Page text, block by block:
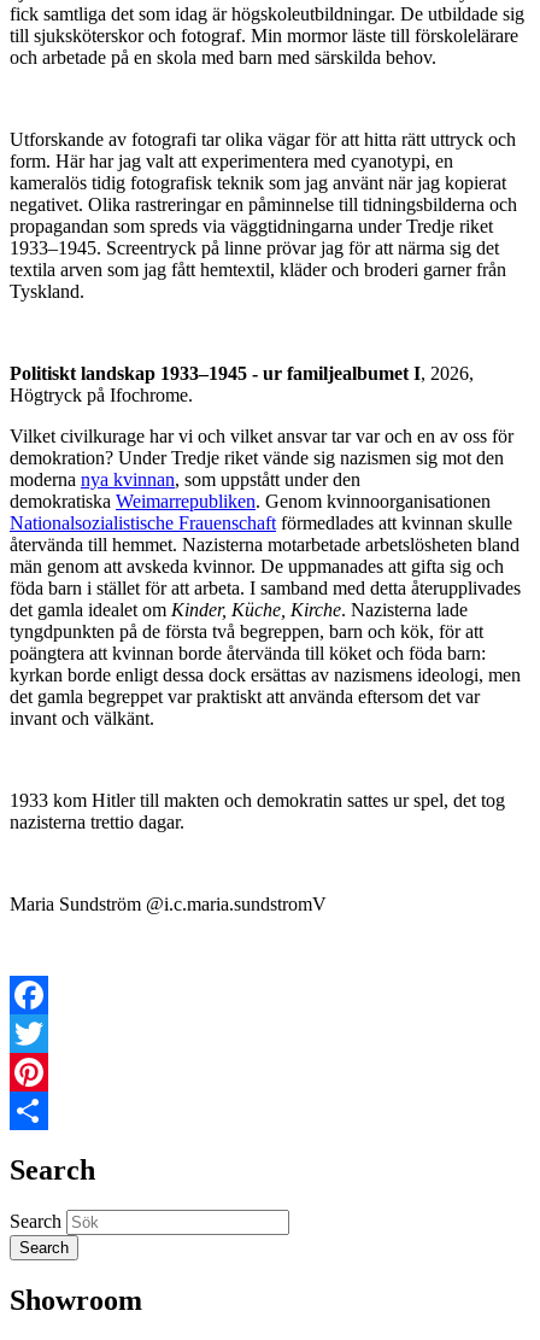
fick samtliga det som idag är högskoleutbildningar. De utbildade sig
till sjuksköterskor och fotograf. Min mormor läste till förskolelärare
och arbetade på en skola med barn med särskilda behov.
Utforskande av fotografi tar olika vägar för att hitta rätt uttryck och
form. Här har jag valt att experimentera med cyanotypi, en
kameralös tidig fotografisk teknik som jag använt när jag kopierat
negativet. Olika rastreringar en påminnelse till tidningsbilderna och
propagandan som spreds via väggtidningarna under Tredje riket
1933–1945. Screentryck på linne prövar jag för att närma sig det
textila arven som jag fått hemtextil, kläder och broderi garner från
Tyskland.
Politiskt landskap 1933–1945 - ur familjealbumet I, 2026,
Högtryck på Ifochrome.
Vilket civilkurage har vi och vilket ansvar tar var och en av oss för
demokration? Under Tredje riket vände sig nazismen sig mot den
moderna nya kvinnan, som uppstått under den
demokratiska Weimarrepubliken. Genom kvinnoorganisationen
Nationalsozialistische Frauenschaft förmedlades att kvinnan skulle
återvända till hemmet. Nazisterna motarbetade arbetslösheten bland
män genom att avskeda kvinnor. De uppmanades att gifta sig och
föda barn i stället för att arbeta. I samband med detta återupplivades
det gamla idealet om Kinder, Küche, Kirche. Nazisterna lade
tyngdpunkten på de första två begreppen, barn och kök, för att
poängtera att kvinnan borde återvända till köket och föda barn:
kyrkan borde enligt dessa dock ersättas av nazismens ideologi, men
det gamla begreppet var praktiskt att använda eftersom det var
invant och välkänt.
1933 kom Hitler till makten och demokratin sattes ur spel, det tog
nazisterna trettio dagar.
Maria Sundström @i.c.maria.sundstromV
Facebook
Twitter
Pinterest
Search
Search
Showroom